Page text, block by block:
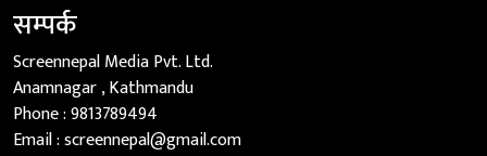
सम्पर्क
Screennepal Media Pvt. Ltd.
Anamnagar , Kathmandu
Phone :9813789494
Email :screennepal@gmail.com